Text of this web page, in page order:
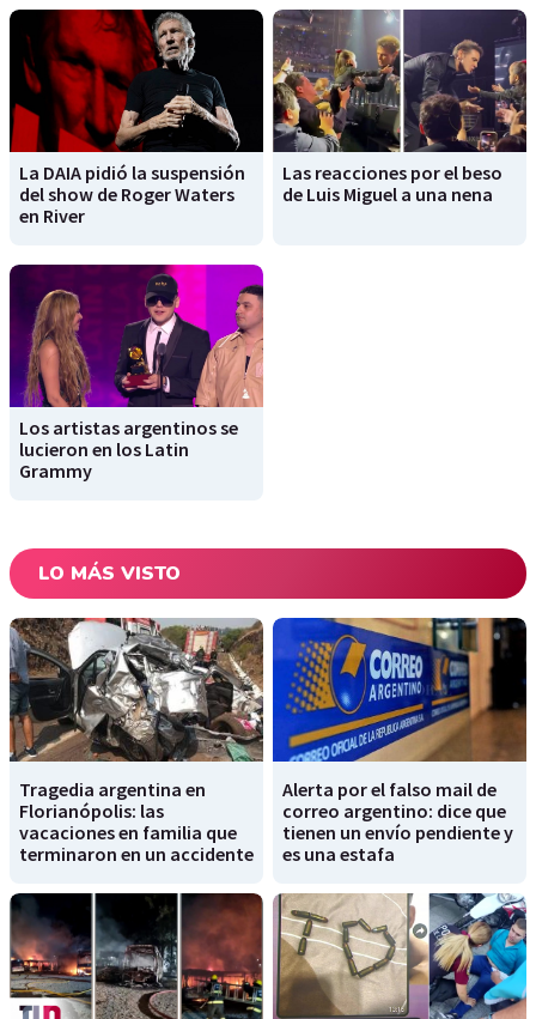
La DAIA pidió la suspensión
del show de Roger Waters
en River
Las reacciones por el beso
de Luis Miguel a una nena
Los artistas argentinos se
lucieron en los Latin
Grammy
LO MÁS VISTO
Tragedia argentina en
Florianópolis: las
vacaciones en familia que
terminaron en un accidente
Alerta por el falso mail de
correo argentino: dice que
tienen un envío pendiente y
es una estafa